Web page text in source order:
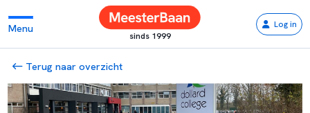
Menu
sinds 1999
Log in
Terug naar overzicht